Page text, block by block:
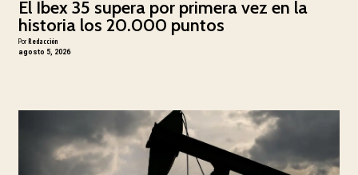
El Ibex 35 supera por primera vez en la
historia los 20.000 puntos
PorRedacción
agosto 5, 2026